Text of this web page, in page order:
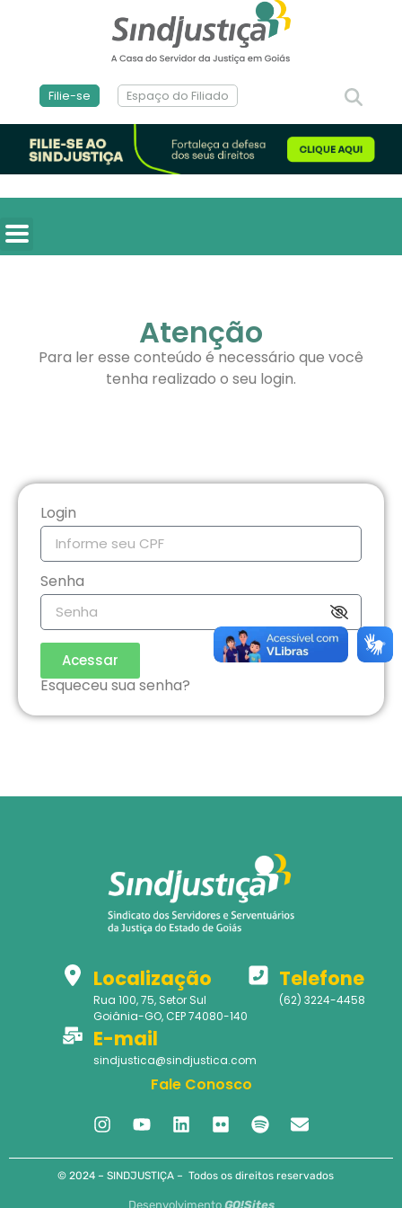
Filie-se Espaço do Filiado
Atenção
Para ler esse conteúdo é necessário que você
tenha realizado o seu login.
Login
Senha
Acessar
Esqueceu sua senha?
Localização
Rua 100, 75, Setor Sul
Goiânia-GO, CEP 74080-140
Telefone
(62) 3224-4458
E-mail
sindjustica@sindjustica.com
Fale Conosco
© 2024 – SINDJUSTIÇA – Todos os direitos reservados
Desenvolvimento GO!Sites